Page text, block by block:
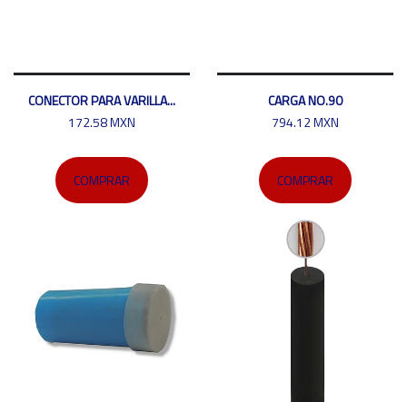
CONECTOR PARA VARILLA...
172.58 MXN
COMPRAR
CARGA NO.90
794.12 MXN
COMPRAR